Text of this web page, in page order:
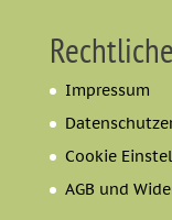
Impressum
Cookie
AGB und